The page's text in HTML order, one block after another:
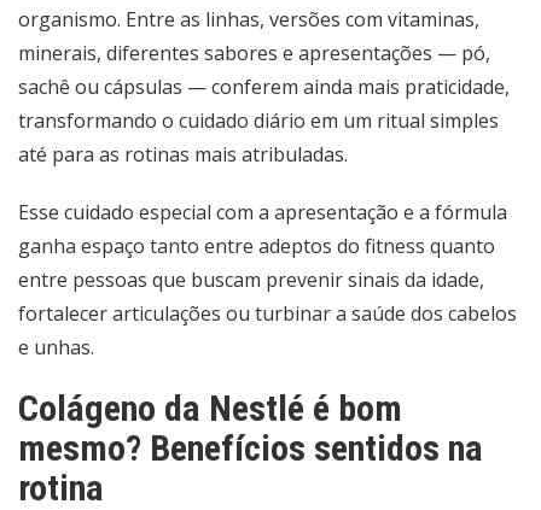
organismo. Entre as linhas, versões com vitaminas,
minerais, diferentes sabores e apresentações — pó,
sachê ou cápsulas — conferem ainda mais praticidade,
transformando o cuidado diário em um ritual simples
até para as rotinas mais atribuladas.
Esse cuidado especial com a apresentação e a fórmula
ganha espaço tanto entre adeptos do fitness quanto
entre pessoas que buscam prevenir sinais da idade,
fortalecer articulações ou turbinar a saúde dos cabelos
e unhas.
Colágeno da Nestlé é bom
mesmo? Benefícios sentidos na
rotina